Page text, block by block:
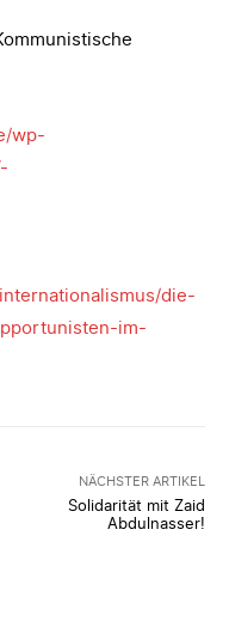
wp-
die-
im-
NÄCHSTER ARTIKEL
Solidarität mit Zaid
Abdulnasser!